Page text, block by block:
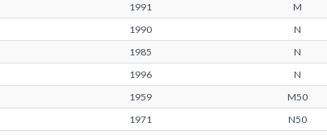
1991 M
1990 N
1985 N
1996 N
1959 M50
1971 N50